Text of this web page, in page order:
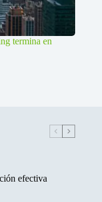
termina en
efectiva